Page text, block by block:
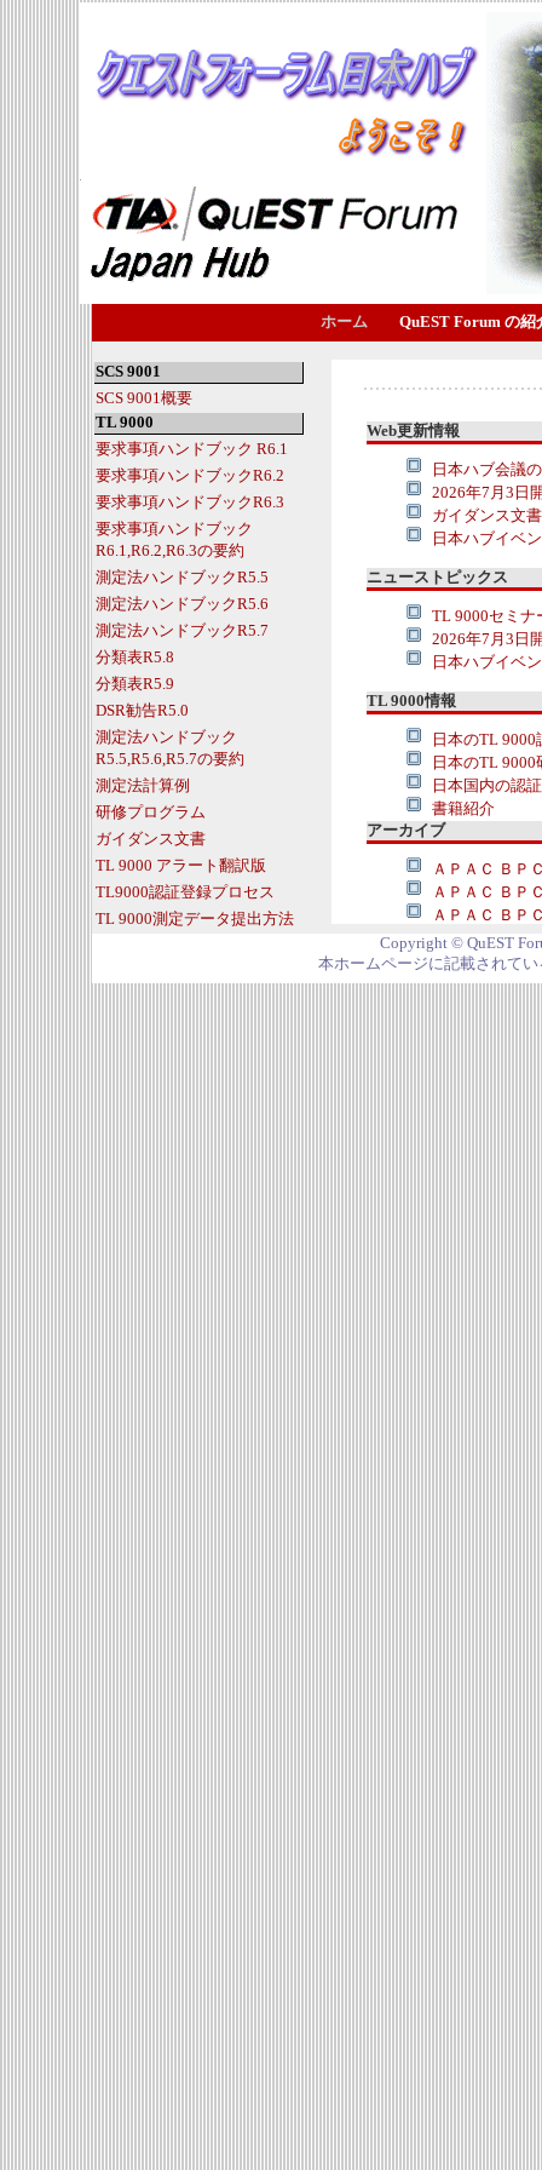
ホーム QuEST Forum の紹
SCS 9001
SCS 9001概要
TL 9000
要求事項ハンドブック R6.1
要求事項ハンドブックR6.2
要求事項ハンドブックR6.3
要求事項ハンドブック
R6.1,R6.2,R6.3の要約
測定法ハンドブックR5.5
測定法ハンドブックR5.6
測定法ハンドブックR5.7
分類表R5.8
分類表R5.9
DSR勧告R5.0
測定法ハンドブック
R5.5,R5.6,R5.7の要約
測定法計算例
研修プログラム
ガイダンス文書
TL 9000 アラート翻訳版
TL9000認証登録プロセス
TL 9000測定データ提出方法
Web更新情報
日本ハブ会議
2026年7月3日
ガイダンス文
日本ハブイベ
ニューストピックス
TL 9000セミナ
2026年7月3日
日本ハブイベ
TL 9000情報
日本のTL 9000
日本のTL 9000
日本国内の認
書籍紹介
アーカイブ
ＡＰＡＣ ＢＰ
ＡＰＡＣ ＢＰ
ＡＰＡＣ ＢＰ
Copyright © QuEST
本ホームページに記載されて